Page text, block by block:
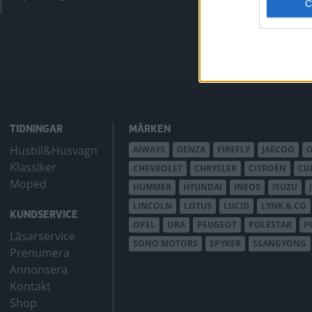
bZ4X
TIDNINGAR
Husbil&Husvagn
Klassiker
Moped
KUNDSERVICE
Läsarservice
Prenumera
Annonsera
Kontakt
Shop
MÄRKEN
AIWAYS DENZA FIREFLY JAECOO
CHEVROLET
CHRYSLER CITROËN
HUMMER
HYUNDAI INEOS ISUZU
LINCOLN
LOTUS LUCID LYNK & CO
OPEL
ORA PEUGEOT POLESTAR
SONO MOTORS
SPYKER SSANGYONG